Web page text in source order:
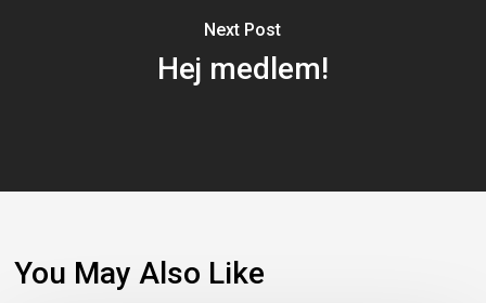
Next Post
Hej medlem!
You May Also Like